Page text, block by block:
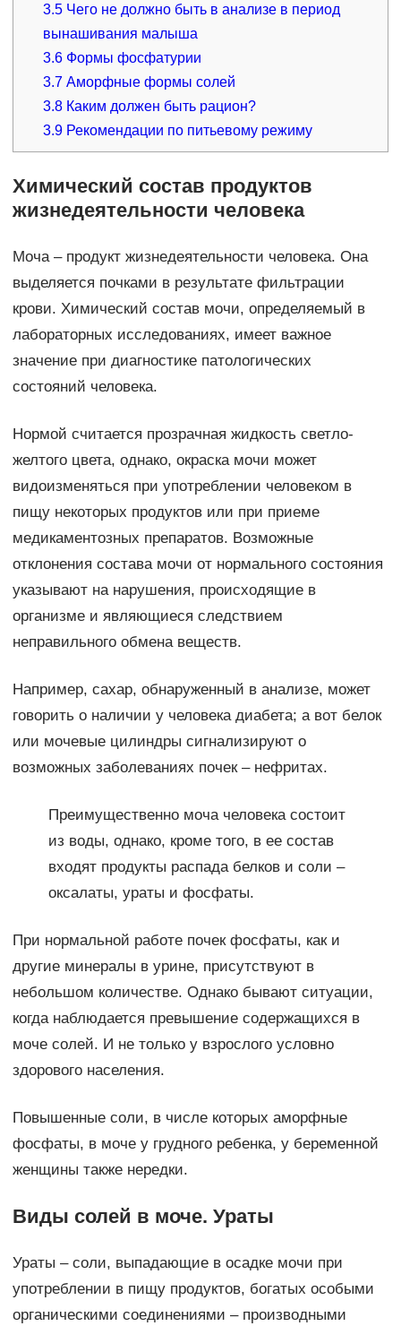
3.5 Чего не должно быть в анализе в период
вынашивания малыша
3.6 Формы фосфатурии
3.7 Аморфные формы солей
3.8 Каким должен быть рацион?
3.9 Рекомендации по питьевому режиму
Химический состав продуктов
жизнедеятельности человека
Моча – продукт жизнедеятельности человека. Она
выделяется почками в результате фильтрации
крови. Химический состав мочи, определяемый в
лабораторных исследованиях, имеет важное
значение при диагностике патологических
состояний человека.
Нормой считается прозрачная жидкость светло-
желтого цвета, однако, окраска мочи может
видоизменяться при употреблении человеком в
пищу некоторых продуктов или при приеме
медикаментозных препаратов. Возможные
отклонения состава мочи от нормального состояния
указывают на нарушения, происходящие в
организме и являющиеся следствием
неправильного обмена веществ.
Например, сахар, обнаруженный в анализе, может
говорить о наличии у человека диабета; а вот белок
или мочевые цилиндры сигнализируют о
возможных заболеваниях почек – нефритах.
Преимущественно моча человека состоит
из воды, однако, кроме того, в ее состав
входят продукты распада белков и соли –
оксалаты, ураты и фосфаты.
При нормальной работе почек фосфаты, как и
другие минералы в урине, присутствуют в
небольшом количестве. Однако бывают ситуации,
когда наблюдается превышение содержащихся в
моче солей. И не только у взрослого условно
здорового населения.
Повышенные соли, в числе которых аморфные
фосфаты, в моче у грудного ребенка, у беременной
женщины также нередки.
Виды солей в моче. Ураты
Ураты – соли, выпадающие в осадке мочи при
употреблении в пищу продуктов, богатых особыми
органическими соединениями – производными